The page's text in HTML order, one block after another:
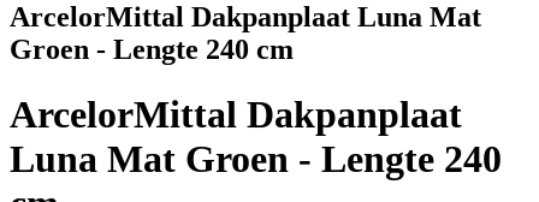
ArcelorMittal Dakpanplaat Luna Mat
Groen - Lengte 240 cm
ArcelorMittal Dakpanplaat
Luna Mat Groen - Lengte 240